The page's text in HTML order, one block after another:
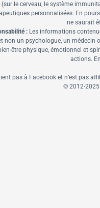
le cerveau, le système
personnalisées. En
ne saurait
: Les informations
non un psychologue, un
être physique, émotionnel et
actions.
pas à Facebook et n’est pas
© 2012-2025